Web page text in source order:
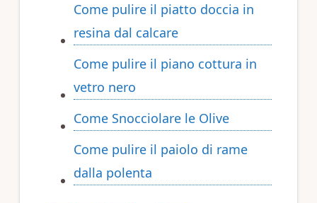
Come pulire il piatto doccia in
resina dal calcare​​
Come pulire il piano cottura in
vetro nero​​
Come Snocciolare le Olive
Come pulire il paiolo di rame
dalla polenta​​